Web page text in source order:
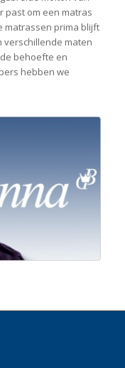
past om een matras
matrassen prima blijft
verschillende maten
behoefte en
hebben we